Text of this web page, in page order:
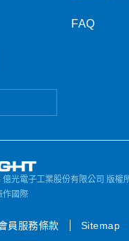
FAQ
光電子工業股份有限公司 版權
作國際
員服務條款 Sitemap